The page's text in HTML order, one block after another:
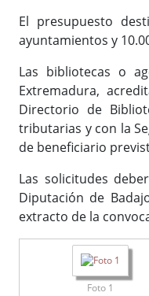
El presupuesto
ayuntamientos y
Las bibliotecas o
Extremadura,
Directorio de
tributarias y con la
de beneficiario
Las solicitudes
Diputación de
extracto de la
Foto 1